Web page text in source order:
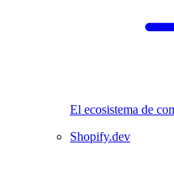
El ecosistema de
Shopify.dev